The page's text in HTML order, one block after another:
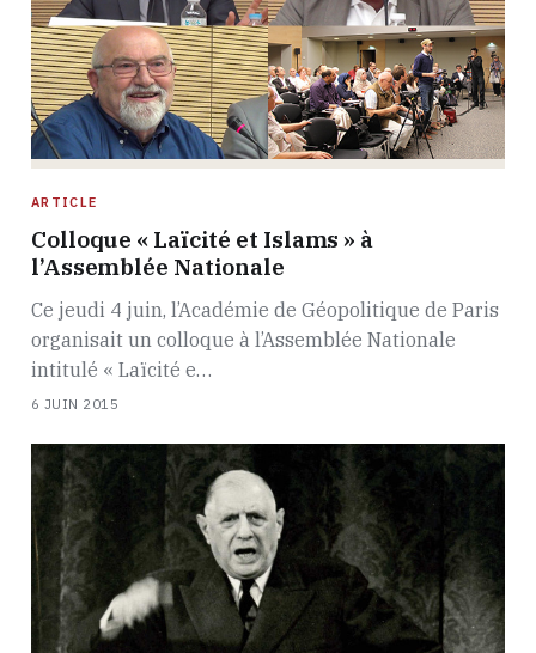
ARTICLE
Colloque « Laïcité et Islams » à
l’Assemblée Nationale
Ce jeudi 4 juin, l’Académie de Géopolitique de Paris
organisait un colloque à l’Assemblée Nationale
intitulé « Laïcité e…
6 JUIN 2015